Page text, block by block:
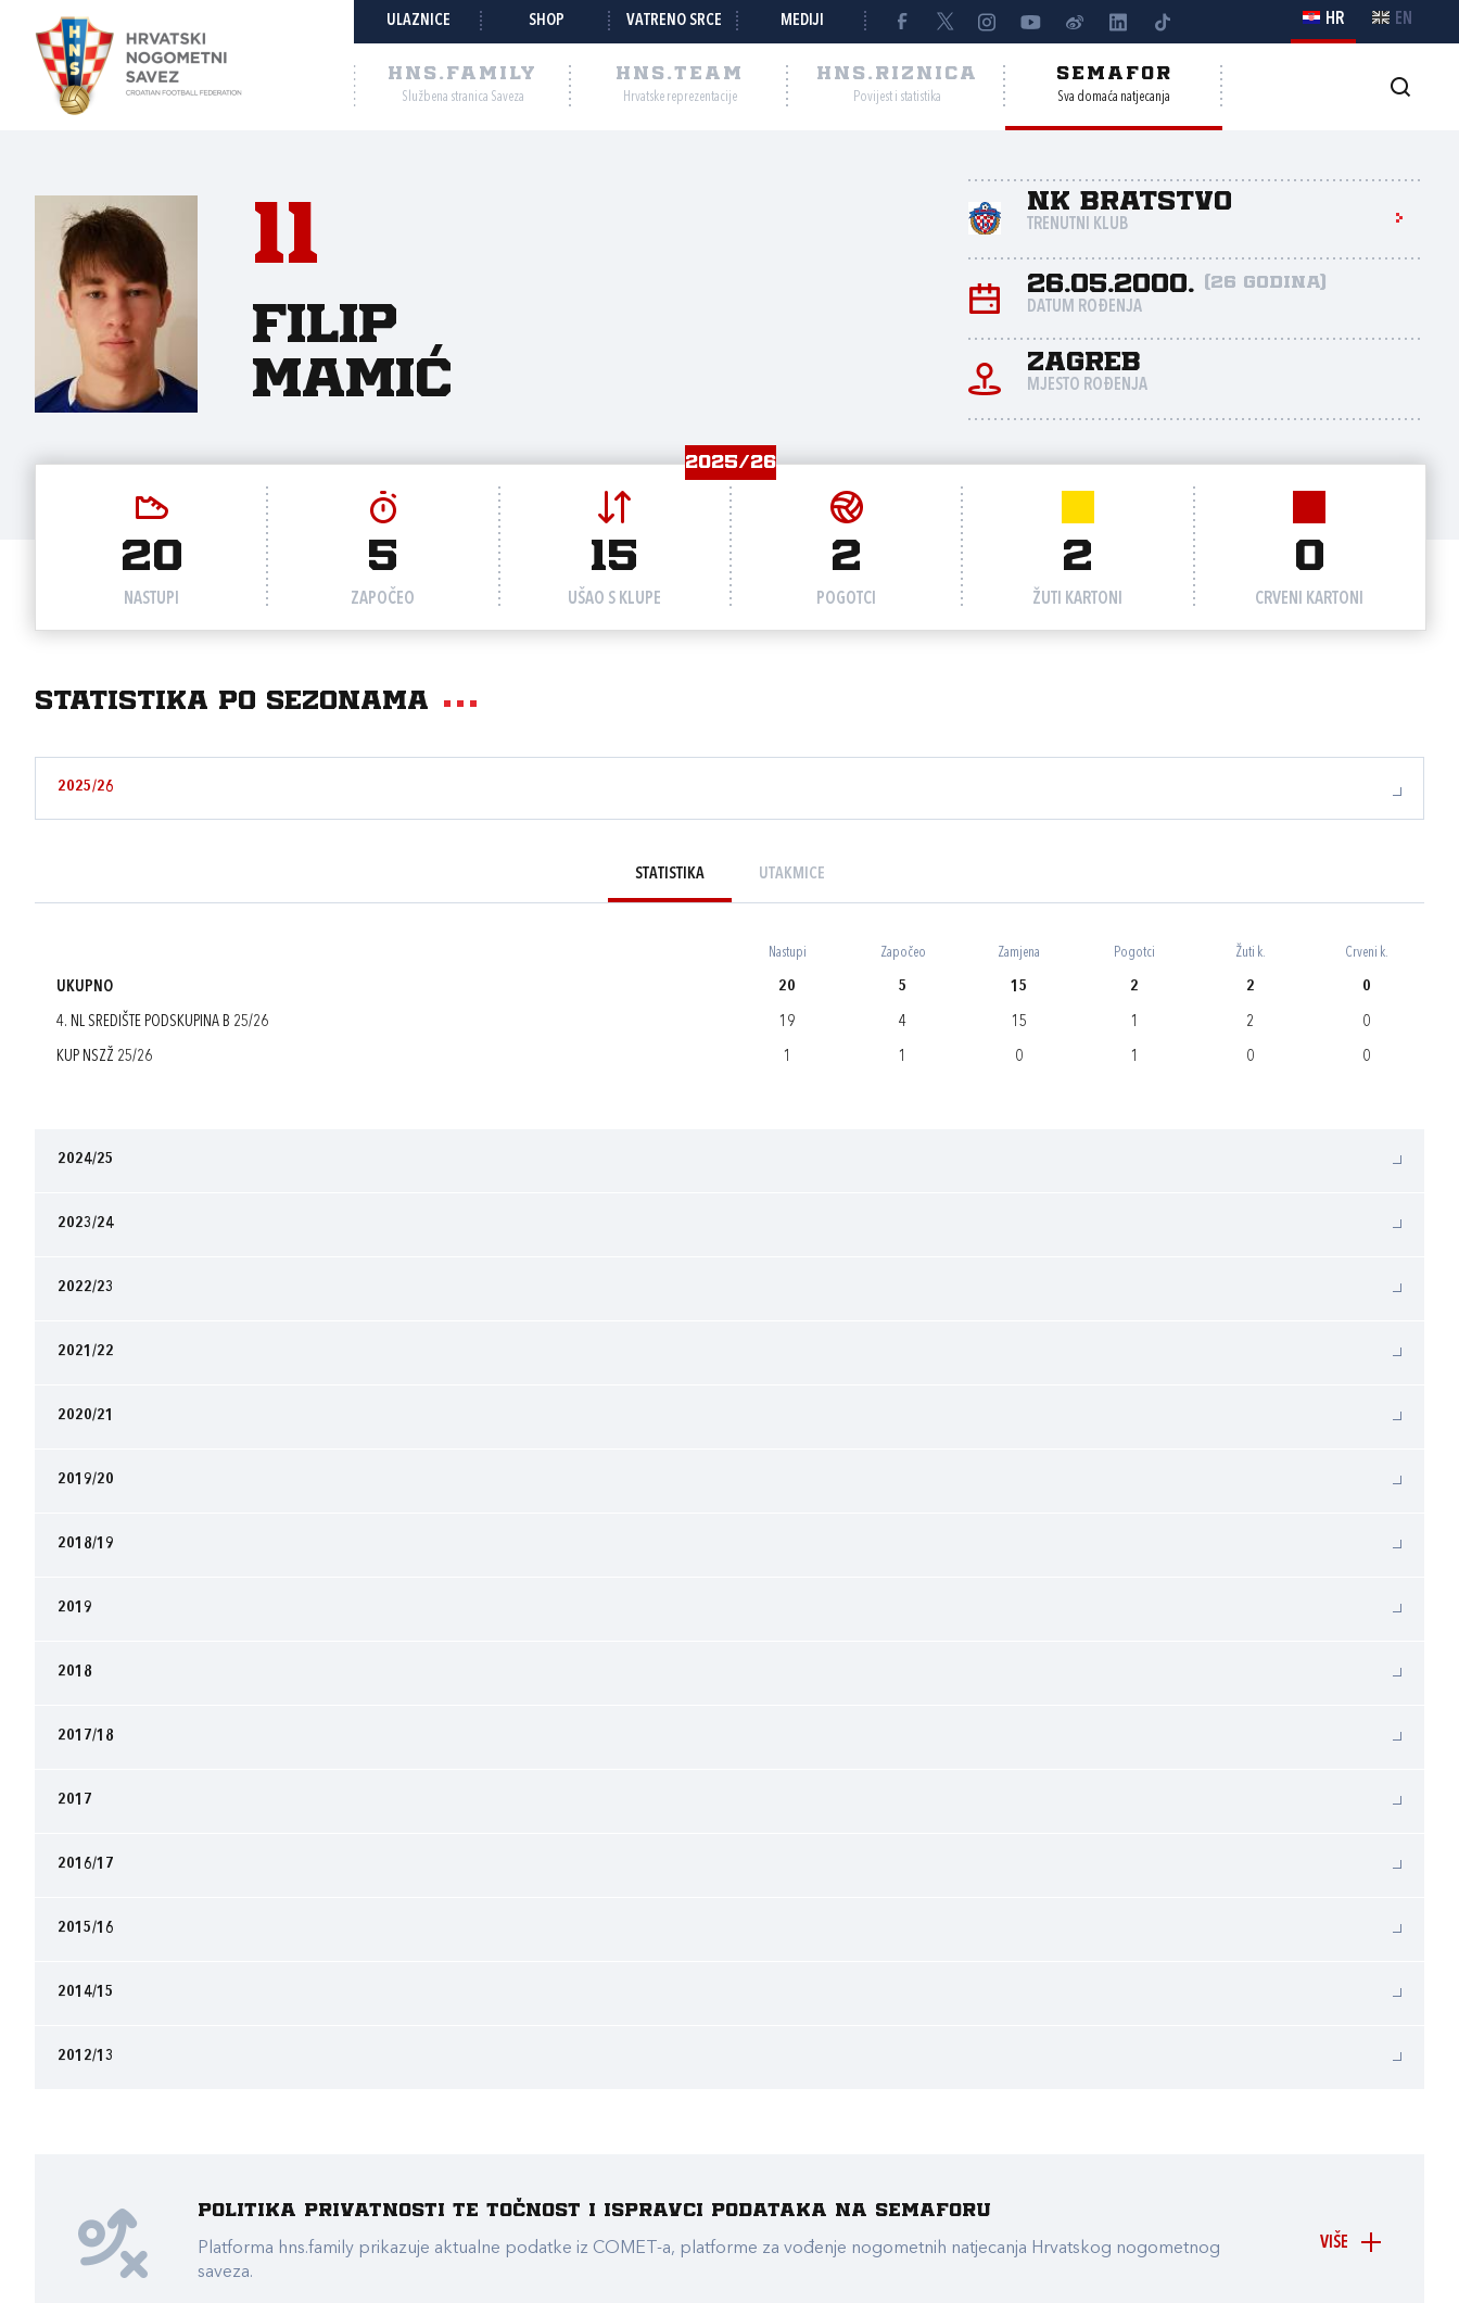
ULAZNICE SHOP VATRENO SRCE MEDIJI HR EN
HNS.FAMILY
Službena stranica Saveza
HNS.TEAM
Hrvatske reprezentacije
HNS.RIZNICA
Povijest i statistika
SEMAFOR
Sva domaća natjecanja
11
Filip
Mamić
NK Bratstvo
TRENUTNI KLUB
26.05.2000. (26 godina)
DATUM ROĐENJA
Zagreb
MJESTO ROĐENJA
2025/26
20
NASTUPI
5
ZAPOČEO
15
UŠAO S KLUPE
2
POGOTCI
2
ŽUTI KARTONI
0
CRVENI KARTONI
Statistika po sezonama
2025/26
STATISTIKA UTAKMICE
Nastupi Započeo Zamjena Pogotci Žuti k. Crveni k.
UKUPNO 20 5 15 2 2 0
4. NL SREDIŠTE PODSKUPINA B 25/26 19 4 15 1 2 0
KUP NSZŽ 25/26 1 1 0 1 0 0
2024/25
2023/24
2022/23
2021/22
2020/21
2019/20
2018/19
2019
2018
2017/18
2017
2016/17
2015/16
2014/15
2012/13
VIŠE
Politika privatnosti te točnost i ispravci podataka na Semaforu
Platforma hns.family prikazuje aktualne podatke iz COMET-a, platforme za vođenje nogometnih natjecanja Hrvatskog nogometnog
saveza.